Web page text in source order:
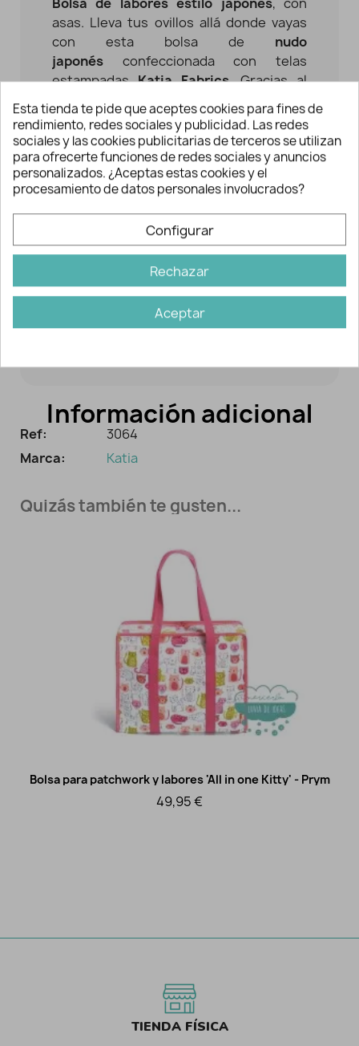
asas. Lleva tus ovillos allá donde vayas
con esta bolsa de nudo
japonés confeccionada con telas
estampadasKatia Fabrics. Gracias al
diseño reversible, disfrutarás de dos
diseños en uno: por un lado lleva
estampado de flores y por el otro, culla
en tono gris.
Medidas: 31x40 cm. aprox.
Si buscas comodidad para tejer y
crochetear mientras te mueves por casa
o te desplazas en transporte público,
bolsa porta ovilloses ideal para ti.
¡Colócala en tu muñeca y teje cuando y
donde quieras!
Información adicional
Ref:
3064
Marca:
Katia
Quizás también te gusten...
Vista rápida
Bolsa para patchwork y labores 'All in one Kitty' - Prym
49,95 €
TIENDA FÍSICA
Esta tienda te pide que aceptes cookies para fines de
rendimiento, redes sociales y publicidad. Las redes
sociales y las cookies publicitarias de terceros se utilizan
para ofrecerte funciones de redes sociales y anuncios
personalizados. ¿Aceptas estas cookies y el
procesamiento de datos personales involucrados?
Configurar
Rechazar
Aceptar